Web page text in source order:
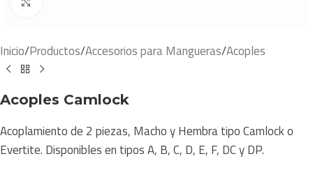
Inicio/Productos/Accesorios para Mangueras/Acoples
Acoples Camlock
Acoplamiento de 2 piezas, Macho y Hembra tipo Camlock o
Evertite. Disponibles en tipos A, B, C, D, E, F, DC y DP.